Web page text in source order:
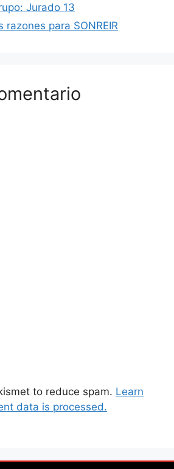
Jurado 13
razones para SONREIR
to reduce spam. Learn
data is processed.